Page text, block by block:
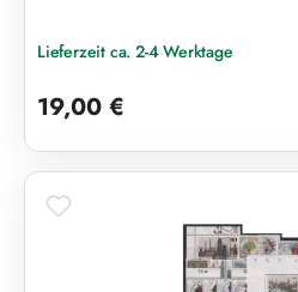
Lieferzeit ca. 2-4 Werktage
19,00 €